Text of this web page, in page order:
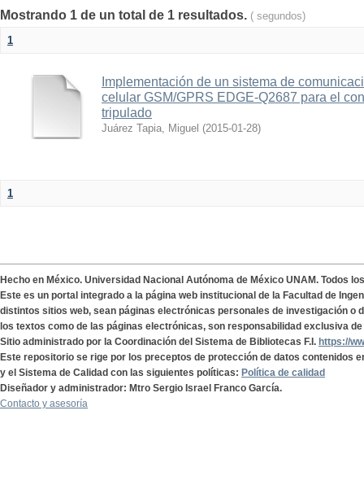
Mostrando 1 de un total de 1 resultados. ( segundos)
1
Implementación de un sistema de
celular GSM/GPRS EDGE-Q2687 para el
tripulado
Juárez Tapia, Miguel (2015-01-28)
1
Hecho en México. Universidad Nacional Autónoma de México UNAM. Todos
Este es un portal integrado a la página web institucional de la Facultad de
distintos sitios web, sean páginas electrónicas personales de investigación o
los textos como de las páginas electrónicas, son responsabilidad exclusiva
Sitio administrado por la Coordinación del Sistema de Bibliotecas F.I. https://
Este repositorio se rige por los preceptos de protección de datos contenidos
y el Sistema de Calidad con las siguientes políticas: Política de calidad
Diseñador y administrador: Mtro Sergio Israel Franco García.
Contacto y asesoría